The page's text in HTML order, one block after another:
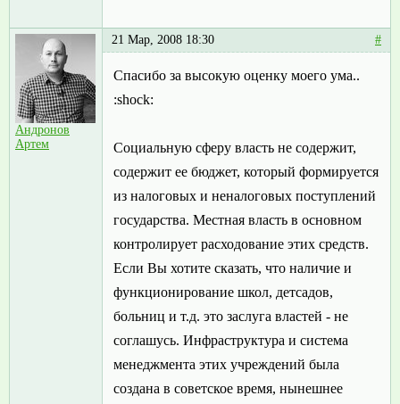
Андронов
Артем
21 Мар, 2008 18:30 #
Спасибо за высокую оценку моего ума..
:shock:
Социальную сферу власть не содержит,
содержит ее бюджет, который формируется
из налоговых и неналоговых поступлений
государства. Местная власть в основном
контролирует расходование этих средств.
Если Вы хотите сказать, что наличие и
функционирование школ, детсадов,
больниц и т.д. это заслуга властей - не
соглашусь. Инфраструктура и система
менеджмента этих учреждений была
создана в советское время, нынешнее